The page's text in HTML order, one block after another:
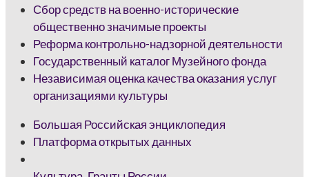
Сбор средств на военно-исторические
общественно значимые проекты
Реформа контрольно-надзорной деятельности
Государственный каталог Музейного фонда
Независимая оценка качества оказания услуг
организациями культуры
Большая Российская энциклопедия
Платформа открытых данных